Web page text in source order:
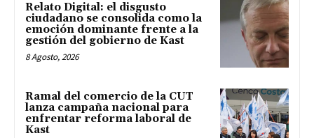
Relato Digital: el disgusto
ciudadano se consolida como la
emoción dominante frente a la
gestión del gobierno de Kast
8 Agosto, 2026
Ramal del comercio de la CUT
lanza campaña nacional para
enfrentar reforma laboral de
Kast